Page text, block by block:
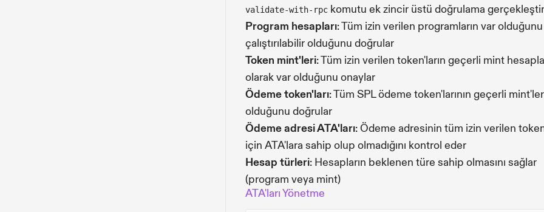
validate-with-rpc komutu ek zincir üstü doğrulama
Program hesapları: Tüm izin verilen programların var
çalıştırılabilir olduğunu doğrular
Token mint'leri: Tüm izin verilen token'ların geçerli mint
olarak var olduğunu onaylar
Ödeme token'ları: Tüm SPL ödeme token'larının geçerli mint'ler
olduğunu doğrular
Ödeme adresi ATA'ları: Ödeme adresinin tüm izin verilen
için ATA'lara sahip olup olmadığını kontrol eder
Hesap türleri: Hesapların beklenen türe sahip olmasını sağlar
(program veya mint)
ATA'ları Yönetme